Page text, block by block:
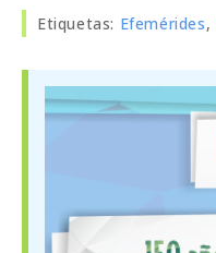
Etiquetas: Efemérides,